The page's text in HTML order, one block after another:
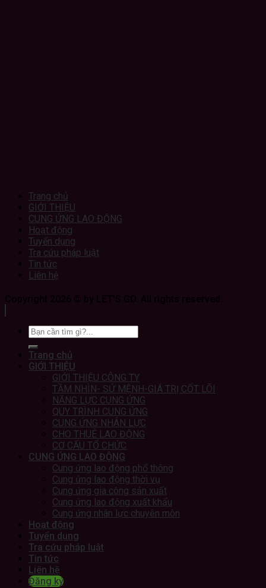
Trang chủ
GIỚI THIỆU
CUNG ỨNG LAO ĐỘNG
Hoạt động
Tuyển dụng
Tra cứu pháp luật
Tin tức
Liên hệ
Trang chủ
GIỚI THIỆU
GIỚI THIỆU CÔNG TY
TẦM NHÌN- SỨ MỆNH-GIÁ TRỊ CỐT LÕI
NĂNG LỰC CUNG ỨNG
QUY TRÌNH CUNG ỨNG
CUNG ỨNG NHÂN LỰC
CHO THUÊ LAO ĐỘNG
CƠ CẤU TỔ CHỨC
CUNG ỨNG LAO ĐỘNG
Cung ứng lao động phổ thông
Cung ứng lao động thời vụ
Cung ứng gia công sản xuất
Cung ứng lao động xuất khẩu
Cung ứng nhân lực chuyên môn
Hoạt động
Tuyển dụng
Tra cứu pháp luật
Tin tức
Liên hệ
Đăng ký